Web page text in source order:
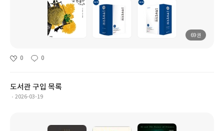
69권
0 0
도서관 구입 목록
2026-03-19